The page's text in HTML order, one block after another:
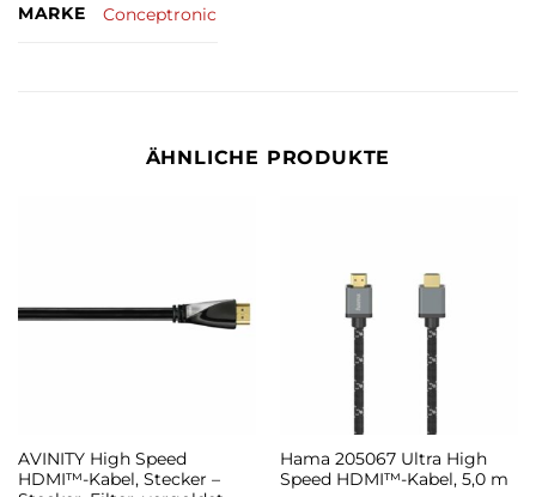
MARKE Conceptronic
ÄHNLICHE PRODUKTE
AVINITY High Speed
HDMI™-Kabel, Stecker –
Hama 205067 Ultra High
Speed HDMI™-Kabel, 5,0 m